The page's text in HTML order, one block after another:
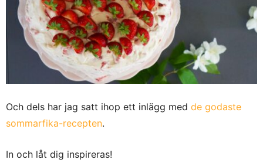
Och dels har jag satt ihop ett inlägg med de godaste
sommarfika-recepten.
In och låt dig inspireras!